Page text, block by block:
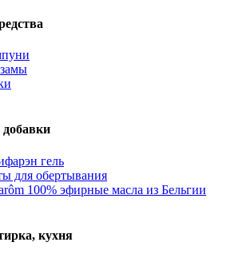
гель
для обертывания
100% эфирные масла из Бельгии
кухня